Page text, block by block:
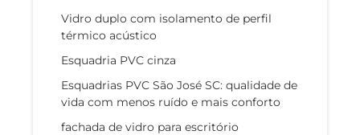
Vidro duplo com isolamento de perfil
térmico acústico
Esquadria PVC cinza
Esquadrias PVC São José SC: qualidade de
vida com menos ruído e mais conforto
fachada de vidro para escritório